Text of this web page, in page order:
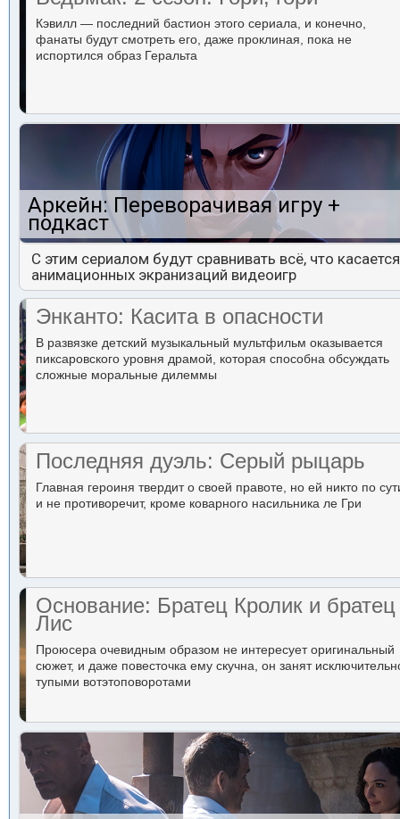
Кэвилл — последний бастион этого сериала, и конечно,
фанаты будут смотреть его, даже проклиная, пока не
испортился образ Геральта
Аркейн: Переворачивая игру +
подкаст
С этим сериалом будут сравнивать всё, что касается
анимационных экранизаций видеоигр
Энканто: Касита в опасности
В развязке детский музыкальный мультфильм оказывается
пиксаровского уровня драмой, которая способна обсуждать
сложные моральные дилеммы
Последняя дуэль: Серый рыцарь
Главная героиня твердит о своей правоте, но ей никто по
и не противоречит, кроме коварного насильника ле Гри
Основание: Братец Кролик и братец
Лис
Проюсера очевидным образом не интересует оригинальный
сюжет, и даже повесточка ему скучна, он занят
тупыми вотэтоповоротами